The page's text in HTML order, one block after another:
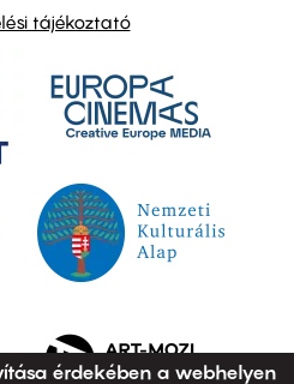
tájékoztató
érdekében a webhelyen